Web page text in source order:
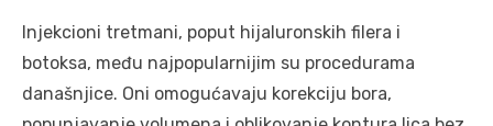
Injekcioni tretmani, poput hijaluronskih filera i
botoksa, među najpopularnijim su procedurama
današnjice. Oni omogućavaju korekciju bora,